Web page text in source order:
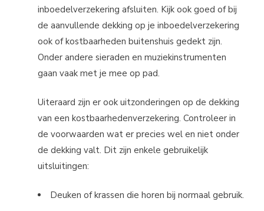
inboedelverzekering afsluiten. Kijk ook goed of bij
de aanvullende dekking op je inboedelverzekering
ook of kostbaarheden buitenshuis gedekt zijn.
Onder andere sieraden en muziekinstrumenten
gaan vaak met je mee op pad.
Uiteraard zijn er ook uitzonderingen op de dekking
van een kostbaarhedenverzekering. Controleer in
de voorwaarden wat er precies wel en niet onder
de dekking valt. Dit zijn enkele gebruikelijk
uitsluitingen:
Deuken of krassen die horen bij normaal gebruik.